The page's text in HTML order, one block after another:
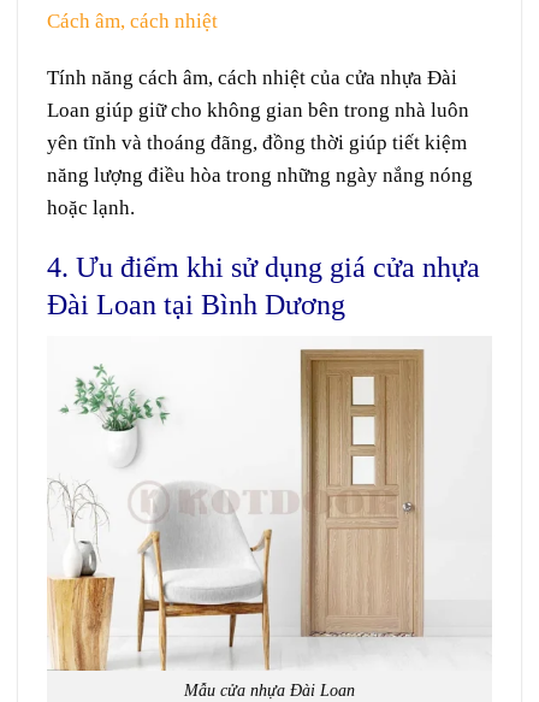
Cách âm, cách nhiệt
Tính năng cách âm, cách nhiệt của cửa nhựa Đài
Loan giúp giữ cho không gian bên trong nhà luôn
yên tĩnh và thoáng đãng, đồng thời giúp tiết kiệm
năng lượng điều hòa trong những ngày nắng nóng
hoặc lạnh.
4. Ưu điểm khi sử dụng giá cửa nhựa
Đài Loan tại Bình Dương
Mẫu cửa nhựa Đài Loan